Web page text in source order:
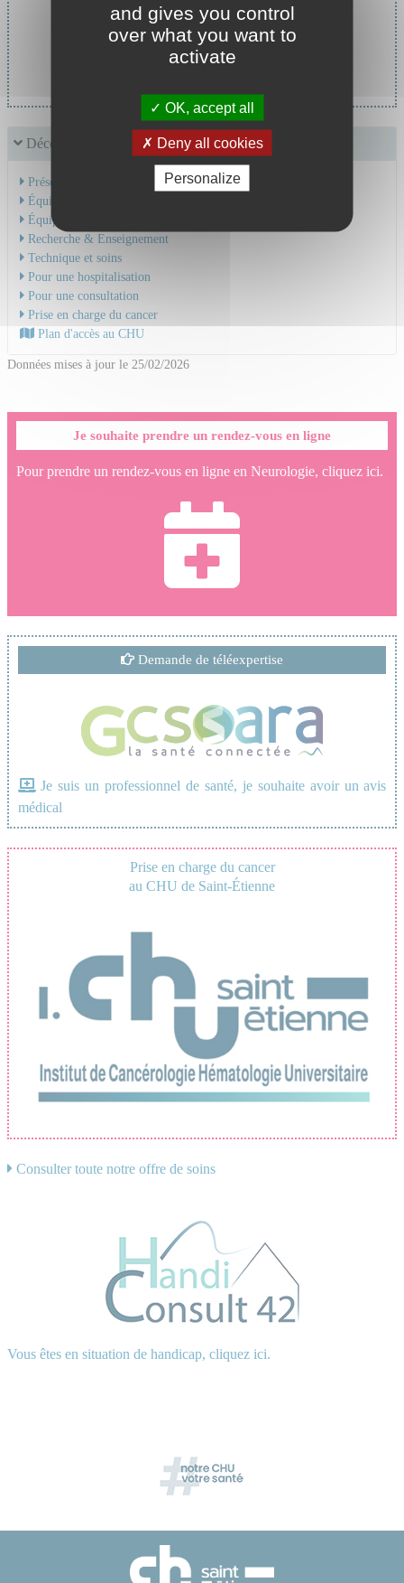
Chef de service :
Pr CAMDESSANCHE Jean-
Philippe
Découvrir le service
Présentation de l'activité
Équipe Médicale
Équipe Soignante
Recherche & Enseignement
Technique et soins
Pour une hospitalisation
Pour une consultation
Prise en charge du cancer
Plan d'accès au CHU
Données mises à jour le 25/02/2026
Je souhaite prendre un rendez-vous en ligne
Pour prendre un rendez-vous en ligne en Neurologie, cliquez ici.
Demande de téléexpertise
Je suis un professionnel de santé, je souhaite avoir un avis
médical
Prise en charge du cancer
au CHU de Saint-Étienne
Consulter toute notre offre de soins
Vous êtes en situation de handicap, cliquez ici.
and gives you control
over what you want to
activate
OK, accept all
Deny all cookies
Personalize